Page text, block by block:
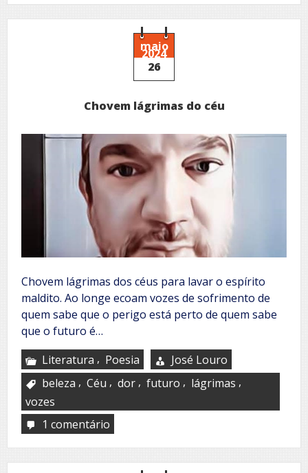
e
fim
maio
2024
26
Chovem lágrimas do céu
Chovem lágrimas dos céus para lavar o espírito
maldito. Ao longe ecoam vozes de sofrimento de
quem sabe que o perigo está perto de quem sabe
que o futuro é…
Literatura , Poesia
José Louro
beleza , Céu , dor , futuro , lágrimas ,
vozes
1 comentário
lágrimas
do